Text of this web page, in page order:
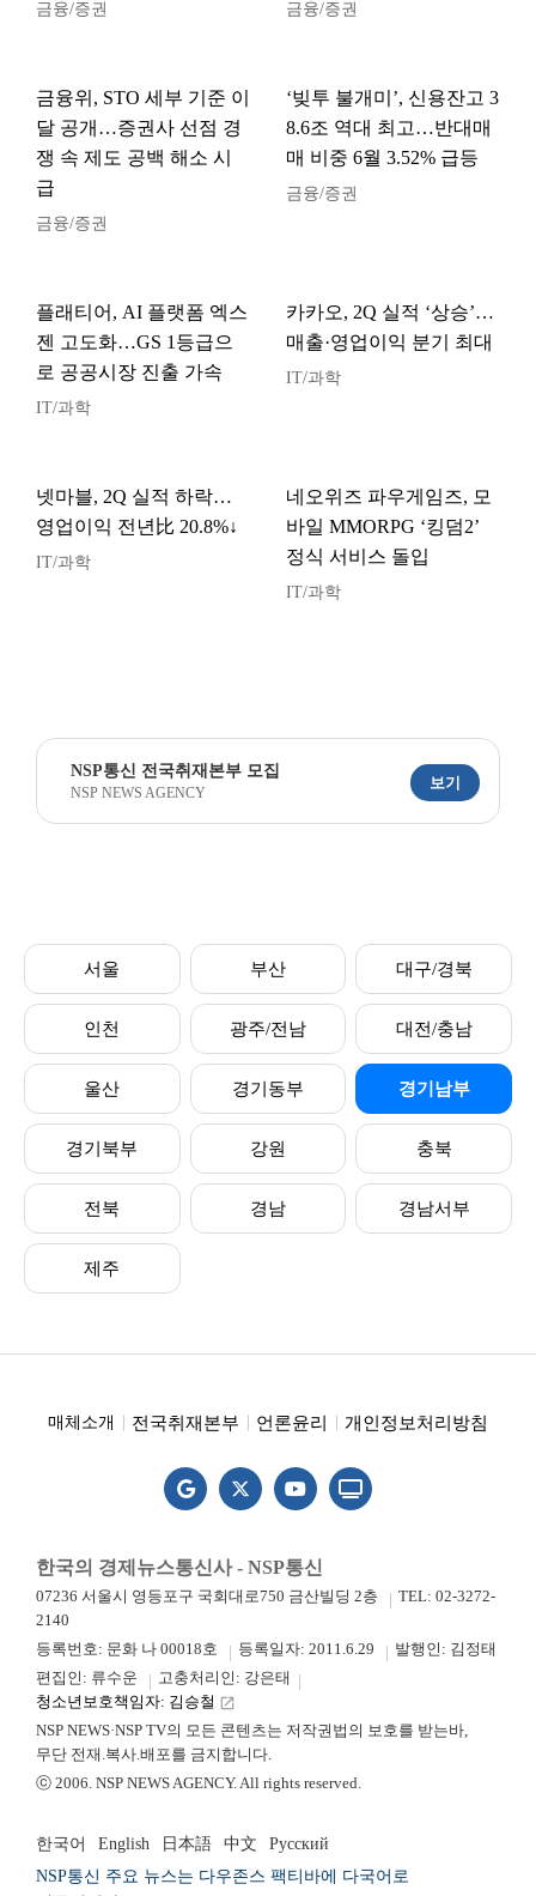
금융/증권 금융/증권
금융위, STO 세부 기준 이
달 공개…증권사 선점 경
쟁 속 제도 공백 해소 시
급
금융/증권
‘빚투 불개미’, 신용잔고 3
8.6조 역대 최고…반대매
매 비중 6월 3.52% 급등
금융/증권
플래티어, AI 플랫폼 엑스
젠 고도화…GS 1등급으
로 공공시장 진출 가속
IT/과학
카카오, 2Q 실적 ‘상승’…
매출·영업이익 분기 최대
IT/과학
넷마블, 2Q 실적 하락…
영업이익 전년比 20.8%↓
IT/과학
네오위즈 파우게임즈, 모
바일 MMORPG ‘킹덤2’
정식 서비스 돌입
IT/과학
NSP통신 전국취재본부 모집
NSP NEWS AGENCY
보기
서울 부산 대구/경북
인천 광주/전남 대전/충남
울산 경기동부 경기남부
경기북부 강원 충북
전북 경남 경남서부
제주
매체소개 전국취재본부 언론윤리 개인정보처리방침
한국의 경제뉴스통신사 - NSP통신
07236 서울시 영등포구 국회대로750 금산빌딩 2층
TEL: 02-3272-
2140
등록번호: 문화 나 00018호
등록일자: 2011.6.29
발행인: 김정태
편집인: 류수운
고충처리인: 강은태
청소년보호책임자: 김승철 launch
NSP NEWS·NSP TV의 모든 콘텐츠는 저작권법의 보호를 받는바,
무단 전재.복사.배포를 금지합니다.
ⓒ 2006. NSP NEWS AGENCY. All rights reserved.
한국어 English 日本語 中文
Русский
NSP통신 주요 뉴스는 다우존스 팩티바에 다국어로